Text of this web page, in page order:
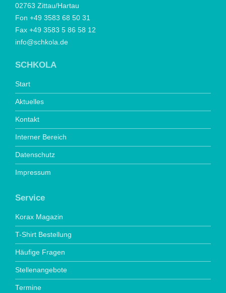
02763 Zittau/Hartau
Fon +49 3583 68 50 31
Fax +49 3583 5 86 58 12
info@schkola.de
SCHKOLA
Start
Aktuelles
Kontakt
Interner Bereich
Datenschutz
Impressum
Service
Korax Magazin
T-Shirt Bestellung
Häufige Fragen
Stellenangebote
Termine